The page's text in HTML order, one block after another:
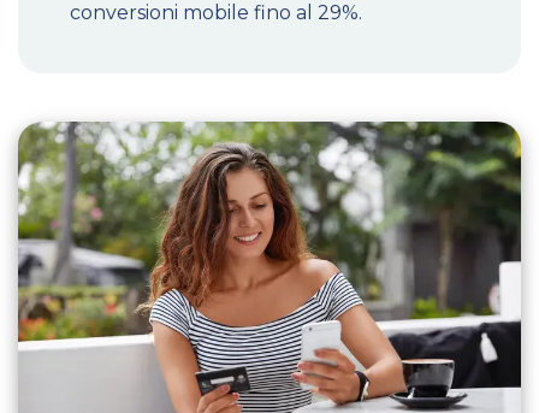
conversioni mobile fino al 29%.